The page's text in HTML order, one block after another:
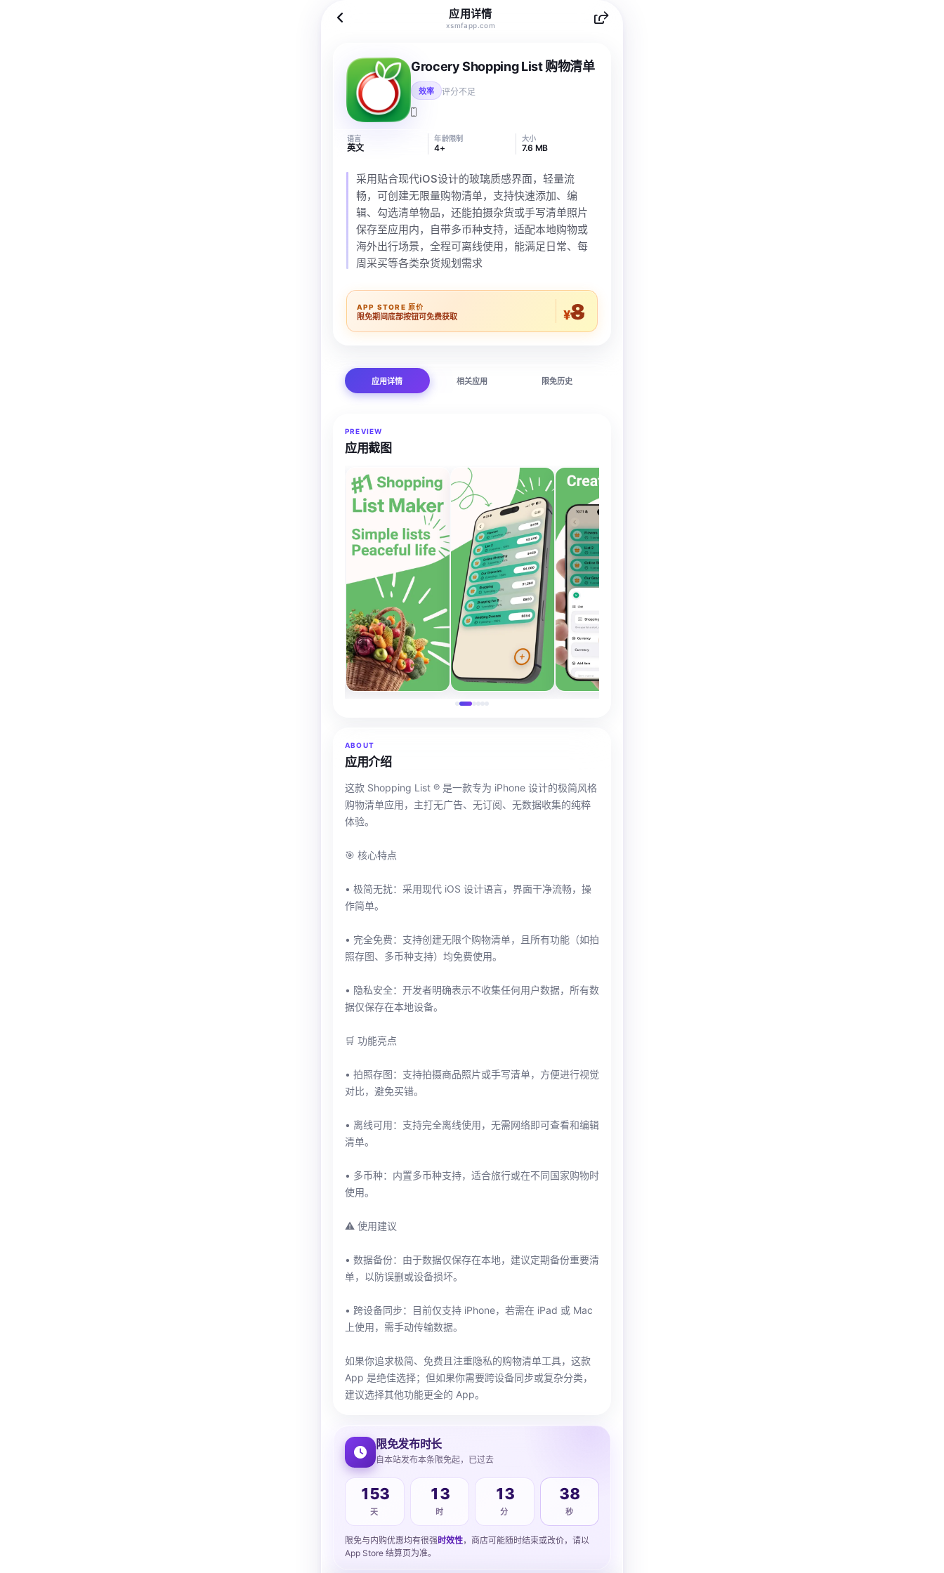
应用详情
xsmfapp.com
Grocery Shopping List 购物清单
效率 评分不足
语言
英文
年龄限制
4+
大小
7.6 MB
采用贴合现代iOS设计的玻璃质感界面，轻量流
畅，可创建无限量购物清单，支持快速添加、编
辑、勾选清单物品，还能拍摄杂货或手写清单照片
保存至应用内，自带多币种支持，适配本地购物或
海外出行场景，全程可离线使用，能满足日常、每
周采买等各类杂货规划需求
APP STORE 原价
限免期间底部按钮可免费获取 ¥8
应用详情 相关应用 限免历史
PREVIEW
应用截图
ABOUT
应用介绍
这款 Shopping List ℗ 是一款专为 iPhone 设计的极简风格
购物清单应用，主打无广告、无订阅、无数据收集的纯粹
体验。
🎯 核心特点
• 极简无扰：采用现代 iOS 设计语言，界面干净流畅，操
作简单。
• 完全免费：支持创建无限个购物清单，且所有功能（如拍
照存图、多币种支持）均免费使用。
• 隐私安全：开发者明确表示不收集任何用户数据，所有数
据仅保存在本地设备。
🛒 功能亮点
• 拍照存图：支持拍摄商品照片或手写清单，方便进行视觉
对比，避免买错。
• 离线可用：支持完全离线使用，无需网络即可查看和编辑
清单。
• 多币种：内置多币种支持，适合旅行或在不同国家购物时
使用。
⚠️ 使用建议
• 数据备份：由于数据仅保存在本地，建议定期备份重要清
单，以防误删或设备损坏。
• 跨设备同步：目前仅支持 iPhone，若需在 iPad 或 Mac
上使用，需手动传输数据。
如果你追求极简、免费且注重隐私的购物清单工具，这款
App 是绝佳选择；但如果你需要跨设备同步或复杂分类，
建议选择其他功能更全的 App。
限免发布时长
自本站发布本条限免起，已过去
153
天
13
时
13
分
39
秒
限免与内购优惠均有很强时效性，商店可能随时结束或改价，请以
App Store 结算页为准。